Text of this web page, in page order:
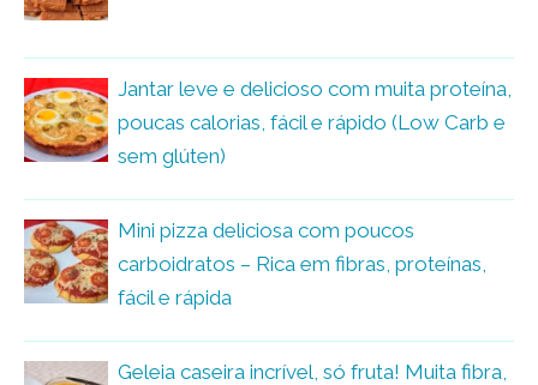
Jantar leve e delicioso com muita proteína,
poucas calorias, fácil e rápido (Low Carb e
sem glúten)
Mini pizza deliciosa com poucos
carboidratos – Rica em fibras, proteínas,
fácil e rápida
Geleia caseira incrível, só fruta! Muita fibra,